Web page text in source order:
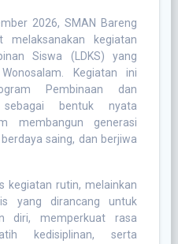
2026, SMAN Bareng
melaksanakan kegiatan
Siswa (LDKS) yang
Kegiatan ini
Pembinaan dan
sebagai bentuk nyata
membangun generasi
saing, dan berjiwa
kegiatan rutin, melainkan
yang dirancang untuk
diri, memperkuat rasa
kedisiplinan, serta